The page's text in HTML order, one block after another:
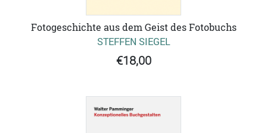
Fotogeschichte aus dem Geist des Fotobuchs
STEFFEN SIEGEL
€18,00